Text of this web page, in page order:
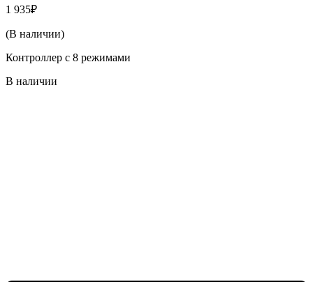
1 935₽
(В наличии)
Контроллер с 8 режимами
В наличии